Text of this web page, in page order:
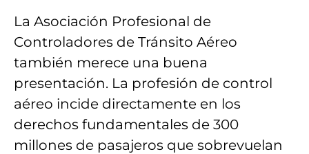
La Asociación Profesional de
Controladores de Tránsito Aéreo
también merece una buena
presentación. La profesión de control
aéreo incide directamente en los
derechos fundamentales de 300
millones de pasajeros que sobrevuelan